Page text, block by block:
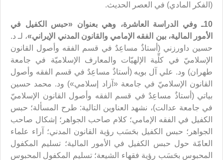
(الفكر المادي) في العصر الحديث.
10ـ وفي الدراسة العاشرة، وهي بعنوان «
حبس الكفيل في
الأمور المالية، بين الفقه الإمامي والقانون المدني الإيراني»، لـ د.
حسين داورزني (أستاذٌ مساعِدٌ في قسم الفقه وأصول القانون
الإسلاميّ في كلِّية الإلهيّات والمعارف الإسلاميّة في جامعة
طهران) ود. علي آل بويه (أستاذٌ مساعِدٌ في قسم الفقه وأصول
القانون الإسلاميّ في جامعة «آزاد إسلامي») ود. محمد حسين
بياتي (أستاذٌ مساعِدٌ في قسم الفقه وأصول القانون الإسلاميّ
في جامعة عدالت)، نشهد العناوين التالية: طرح المسألة؛ حبس
الكفيل في الفقه الإمامي؛ كلام صاحب الجواهر؛ إشكال صاحب
الجواهر؛ حبس الكفيل بحَسَب رؤية القانون المدني؛ آراء علماء
العامّة حول حبس الكفيل في الأمور المالية؛ تسليم المكفول
المحبوس بحَسَب رؤية فقهاء الشيعة؛ تسليم المكفول المحبوس